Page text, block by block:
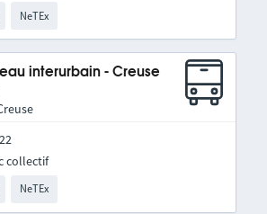
NeTEx
interurbain - Creuse
NeTEx
collectif